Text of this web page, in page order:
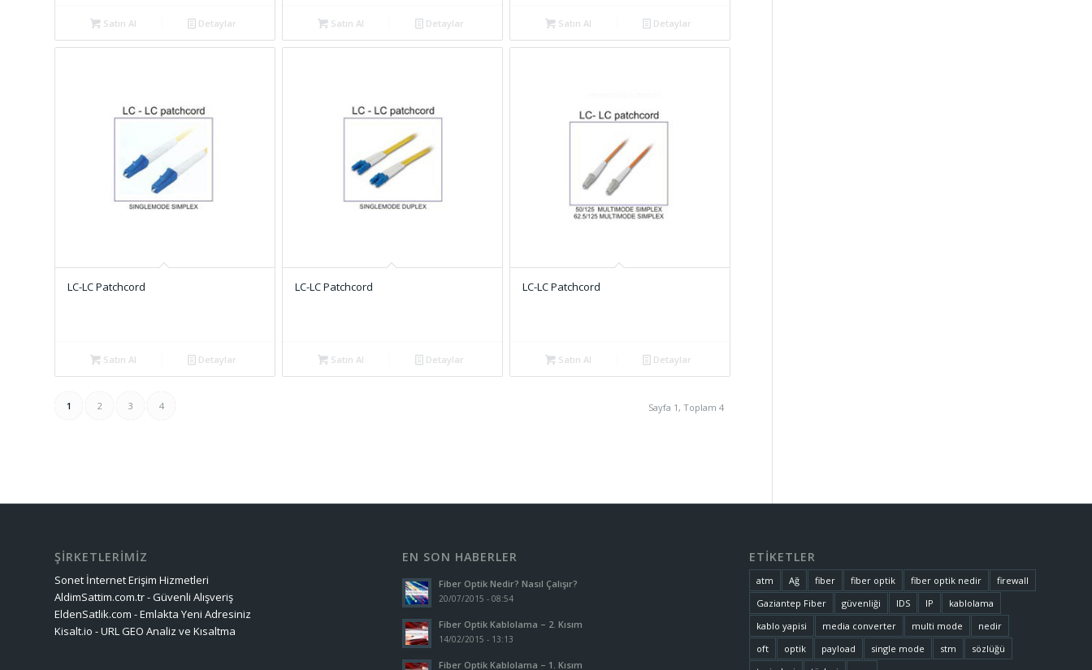
Satın Al Detaylar Satın Al Detaylar Satın Al Detaylar
LC-LC Patchcord
Satın Al Detaylar
LC-LC Patchcord
Satın Al Detaylar
LC-LC Patchcord
Satın Al Detaylar
Sayfa 1, Toplam 4
1 2 3 4
ŞİRKETLERİMİZ
Sonet İnternet Erişim Hizmetleri
AldimSattim.com.tr - Güvenli Alışveriş
EldenSatlik.com - Emlakta Yeni Adresiniz
Kisalt.io - URL GEO Analiz ve Kısaltma
EN SON HABERLER
Fiber Optik Nedir? Nasıl Çalışır?
20/07/2015 - 08:54
Fiber Optik Kablolama – 2. Kısım
14/02/2015 - 13:13
Fiber Optik Kablolama – 1. Kısım
ETİKETLER
atm Ağ fiber fiber optik fiber optik nedir
firewall
Gaziantep Fiber
güvenliği IDS IP
kablolama
kablo yapisi
media converter multi mode
nedir
oft
optik payload single mode stm
sözlüğü